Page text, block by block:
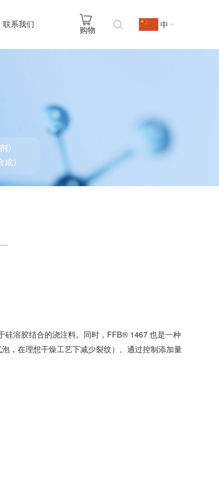
联系我们
购物 中
溶胶结合的浇注料。同时，FFB® 1467 也是一种
，在理想干燥工艺下减少裂纹）。通过控制添加量